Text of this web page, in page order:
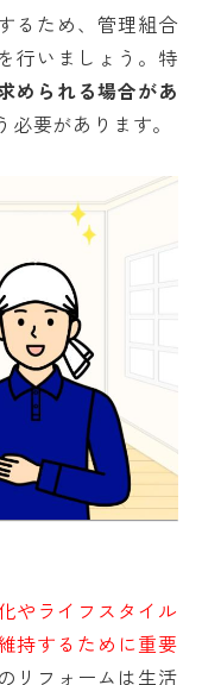
るため、管理組合
行いましょう。特
められる場合があ
要があります。
やライフスタイル
持するために重要
リフォームは生活